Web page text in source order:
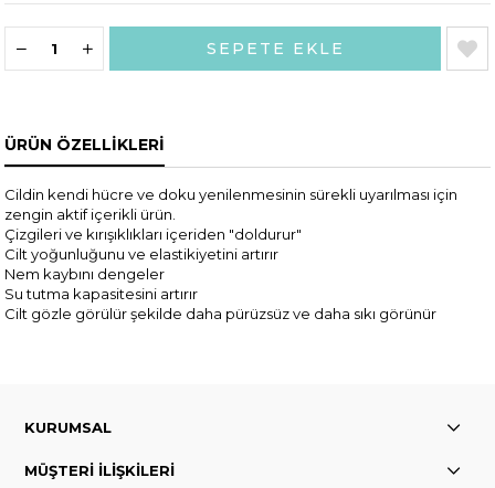
ÜRÜN ÖZELLIKLERI
Cildin kendi hücre ve doku yenilenmesinin sürekli uyarılması için
zengin aktif içerikli ürün.
Çizgileri ve kırışıklıkları içeriden "doldurur"
Cilt yoğunluğunu ve elastikiyetini artırır
Nem kaybını dengeler
Su tutma kapasitesini artırır
Cilt gözle görülür şekilde daha pürüzsüz ve daha sıkı görünür
KURUMSAL
MÜŞTERİ İLİŞKİLERİ